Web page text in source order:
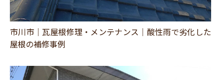
市川市｜瓦屋根修理・メンテナンス｜酸性雨で劣化した
屋根の補修事例